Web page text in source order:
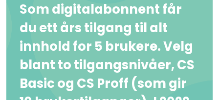
Som digitalabonnent får
du ett års tilgang til alt
innhold for 5 brukere. Velg
blant to tilgangsnivåer, CS
Basic og CS Proff (som gir